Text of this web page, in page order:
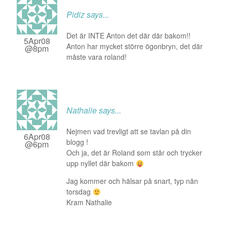
5Apr08
@8pm
Pidizsays...
Det är INTE Anton det där där bakom!!
Anton har mycket större ögonbryn, det där
måste vara roland!
6Apr08
@6pm
Nathaliesays...
Nejmen vad trevligt att se tavlan på din
blogg !
Och ja, det är Roland som står och trycker
upp nyllet där bakom
Jag kommer och hälsar på snart, typ nån
torsdag
Kram Nathalie